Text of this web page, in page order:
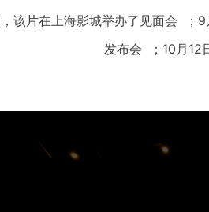
该片在上海影城举办了见面会 ；
发布会 ；10月12